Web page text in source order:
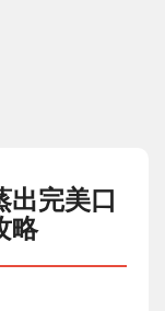
出完美口
略